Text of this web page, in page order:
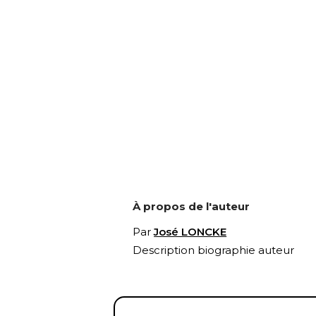
À propos de l'auteur
ParJosé LONCKE
Description biographie auteur